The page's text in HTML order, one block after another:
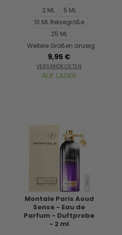
2 ML
5 ML
10 ML Reisegröße
25 ML
Weitere Größen anzeigen...
9,95 €
VERSANDKOSTEN
AUF LAGER
Montale Paris Aoud
Sense - Eau de
Parfum - Duftprobe
- 2 ml